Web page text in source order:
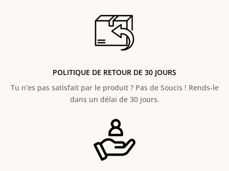
POLITIQUE DE RETOUR DE 30 JOURS
Tu n’es pas satisfait par le produit ? Pas de Soucis ! Rends-le
dans un délai de 30 jours.